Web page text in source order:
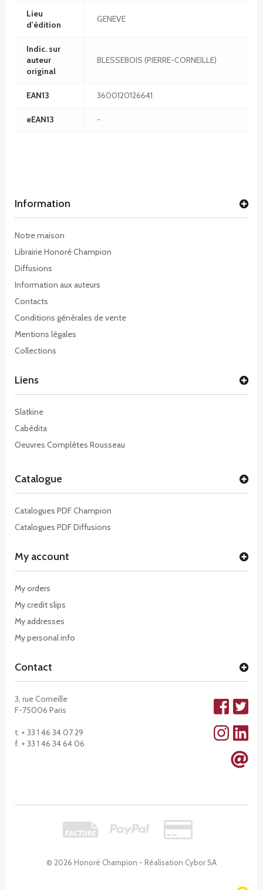
Lieu
d'édition
GENEVE
Indic. sur
auteur
original
BLESSEBOIS (PIERRE-CORNEILLE)
EAN13 3600120126641
eEAN13 -
Information
Notre maison
Librairie Honoré Champion
Diffusions
Information aux auteurs
Contacts
Conditions générales de vente
Mentions légales
Collections
© 2026 Honoré Champion - Réalisation Cybor SA
Liens
Slatkine
Cabédita
Oeuvres Complètes Rousseau
Catalogue
Catalogues PDF Champion
Catalogues PDF Diffusions
My account
My orders
My credit slips
My addresses
My personal info
Contact
3, rue Corneille
F-75006 Paris
t. + 33 1 46 34 07 29
f. + 33 1 46 34 64 06